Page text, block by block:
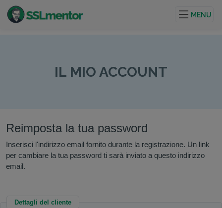
internet.
MENU
IL MIO ACCOUNT
Reimposta la tua password
Inserisci l'indirizzo email fornito durante la registrazione. Un link
per cambiare la tua password ti sarà inviato a questo indirizzo
email.
Dettagli del cliente